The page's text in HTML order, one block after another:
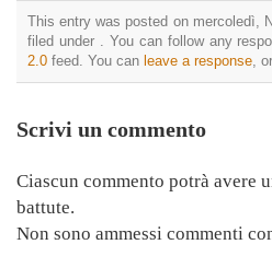
This entry was posted on mercoledì,
filed under . You can follow any
2.0 feed. You can leave a response ,
Scrivi un commento
Ciascun commento potrà avere
battute.
Non sono ammessi commenti